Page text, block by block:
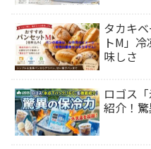
タカキ
トM」
味しさ
ロゴス
紹介！